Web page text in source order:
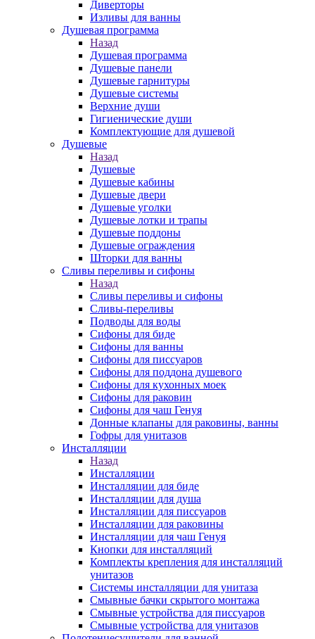
Диверторы
Изливы для ванны
Душевая программа
Назад
Душевая программа
Душевые панели
Душевые гарнитуры
Душевые системы
Верхние души
Гигиенические души
Комплектующие для душевой
Душевые
Назад
Душевые
Душевые кабины
Душевые двери
Душевые уголки
Душевые лотки и трапы
Душевые поддоны
Душевые ограждения
Шторки для ванны
Сливы переливы и сифоны
Назад
Сливы переливы и сифоны
Сливы-переливы
Подводы для воды
Сифоны для биде
Сифоны для ванны
Сифоны для писсуаров
Сифоны для поддона душевого
Сифоны для кухонных моек
Сифоны для раковин
Сифоны для чаш Генуя
Донные клапаны для раковины, ванны
Гофры для унитазов
Инсталляции
Назад
Инсталляции
Инсталляции для биде
Инсталляции для душа
Инсталляции для писсуаров
Инсталляции для раковины
Инсталляции для чаш Генуя
Кнопки для инсталляций
Комплекты крепления для инсталляций
унитазов
Системы инсталляции для унитаза
Смывные бачки скрытого монтажа
Смывные устройства для писсуаров
Смывные устройства для унитазов